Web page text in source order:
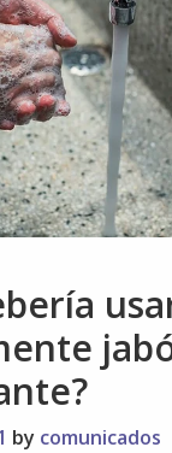
by comunicados